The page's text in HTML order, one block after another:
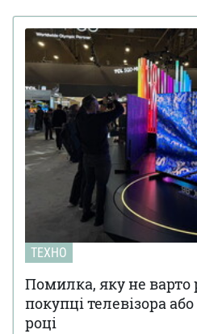
ТЕХНО
Помилка, яку не варто
покупці телевізора
році